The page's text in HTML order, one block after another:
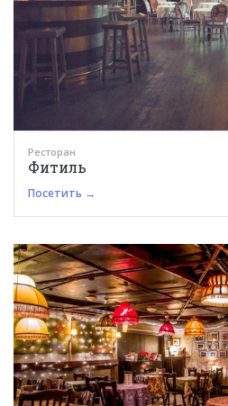
Ресторан
Фитиль
Посетить →